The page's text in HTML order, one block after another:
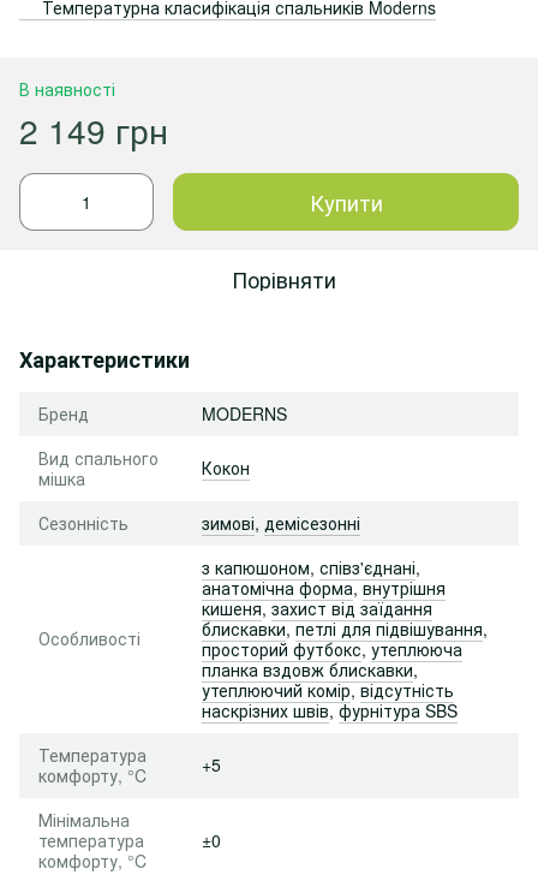
Температурна класифікація спальників Moderns
В наявності
2 149 грн
Купити
Порівняти
Характеристики
Бренд
MODERNS
Вид спального
мішка
Кокон
Сезонність зимові, демісезонні
Особливості
з капюшоном, співз'єднані,
анатомічна форма,внутрішня
кишеня,захист від заїдання
блискавки,петлі для підвішування,
просторий футбокс,утеплююча
планка вздовж блискавки,
утеплюючий комір,відсутність
наскрізних швів,фурнітура SBS
Температура
комфорту, °C
+5
Мінімальна
температура
комфорту, °C
±0